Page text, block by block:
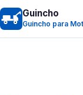
Guincho
Guincho para